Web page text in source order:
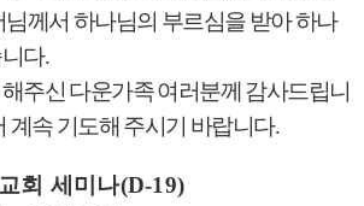
님께서 하나님의 부르심을 받아 하나
다.
주신 다운가족 여러분께 감사드립니
계속 기도해 주시기 바랍니다.
회 세미나(D-19)